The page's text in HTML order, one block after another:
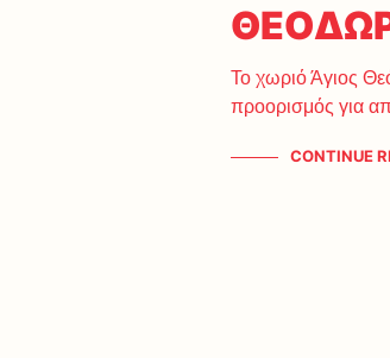
Το χωριό Άγιος
προορισμός για
CONTINUE